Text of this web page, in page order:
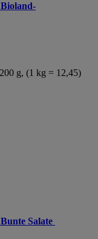
g, (1 kg = 12,45)
Salate